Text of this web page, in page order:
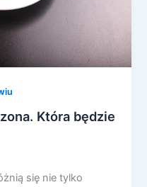
Która będzie
się nie tylko